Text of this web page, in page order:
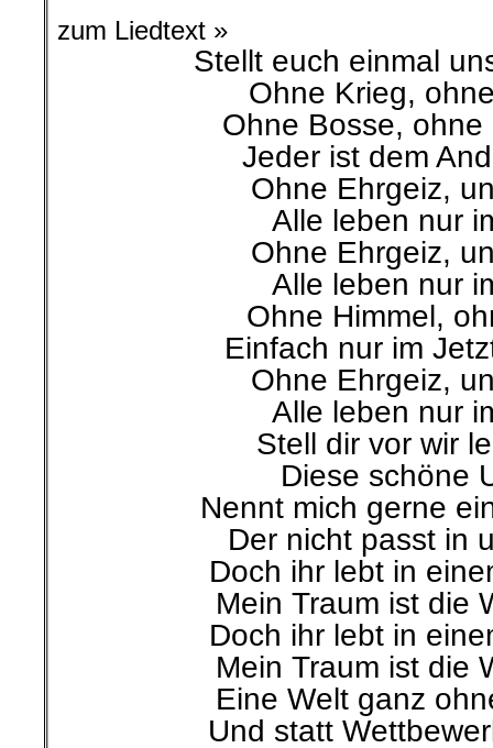
zum Liedtext »
Stellt euch einmal
Ohne Krieg,
Ohne Bosse, ohne
Jeder ist dem
Ohne Ehrgeiz,
Alle leben nur
Ohne Ehrgeiz,
Alle leben nur
Ohne Himmel,
Einfach nur im
Ohne Ehrgeiz,
Alle leben nur
Stell dir vor wir
Diese schöne
Nennt mich gerne
Der nicht passt in
Doch ihr lebt in
Mein Traum ist die
Doch ihr lebt in
Mein Traum ist die
Eine Welt ganz
Und statt